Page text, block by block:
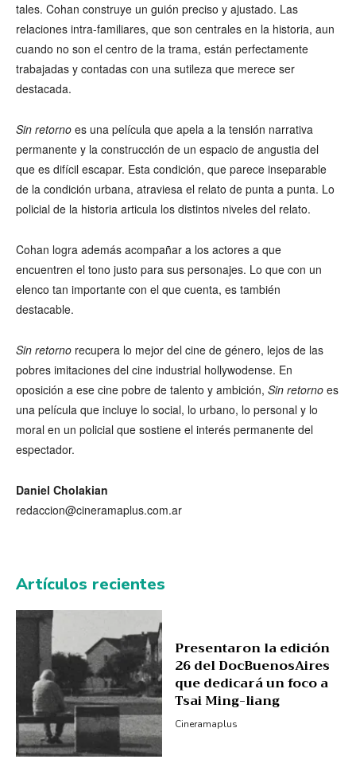
tales. Cohan construye un guión preciso y ajustado. Las
relaciones intra-familiares, que son centrales en la historia, aun
cuando no son el centro de la trama, están perfectamente
trabajadas y contadas con una sutileza que merece ser
destacada.
Sin retorno es una película que apela a la tensión narrativa
permanente y la construcción de un espacio de angustia del
que es difícil escapar. Esta condición, que parece inseparable
de la condición urbana, atraviesa el relato de punta a punta. Lo
policial de la historia articula los distintos niveles del relato.
Cohan logra además acompañar a los actores a que
encuentren el tono justo para sus personajes. Lo que con un
elenco tan importante con el que cuenta, es también
destacable.
Sin retorno recupera lo mejor del cine de género, lejos de las
pobres imitaciones del cine industrial hollywodense. En
oposición a ese cine pobre de talento y ambición, Sin retorno es
una película que incluye lo social, lo urbano, lo personal y lo
moral en un policial que sostiene el interés permanente del
espectador.
Daniel Cholakian
redaccion@cineramaplus.com.ar
Artículos recientes
Presentaron la edición
26 del DocBuenosAires
que dedicará un foco a
Tsai Ming-liang
Cineramaplus